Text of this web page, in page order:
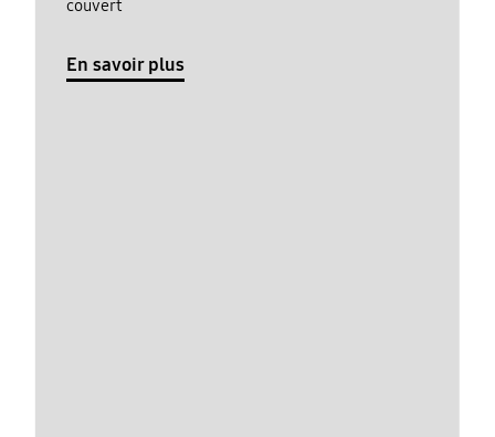
couvert
En savoir plus